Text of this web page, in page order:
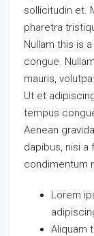
sollicitudin et.
pharetra
Nullam this is
congue.
mauris,
Ut et
tempus
Aenean
dapibus, nisi a
condimentum
Lorem
Aliquam